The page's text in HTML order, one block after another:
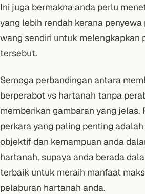
Ini juga bermakna anda perlu
yang lebih rendah kerana
wang sendiri untuk melengkapkan
tersebut.
Semoga perbandingan antara
berperabot vs hartanah tanpa
memberikan gambaran yang jelas.
perkara yang paling penting
objektif dan kemampuan anda
hartanah, supaya anda berada
terbaik untuk meraih manfaat
pelaburan hartanah anda.